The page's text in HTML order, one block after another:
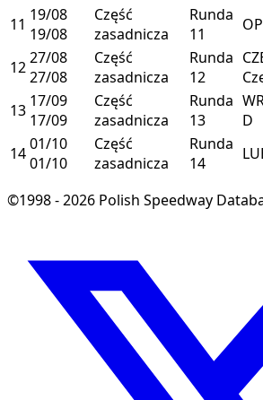
11 19/08
19/08
Część
zasadnicza
Runda
11
1227/08
27/08
Część
zasadnicza
Runda
12
13 17/09
17/09
Część
zasadnicza
Runda
13
D
1401/10
01/10
Część
zasadnicza
Runda
14
©1998 - 2026 Polish Speedway